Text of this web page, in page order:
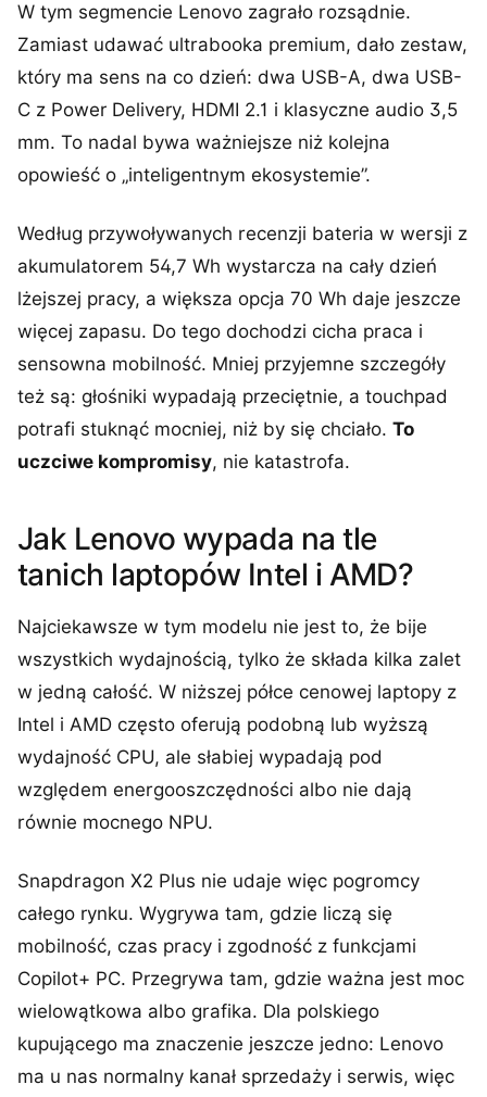
W tym segmencie Lenovo zagrało rozsądnie.
Zamiast udawać ultrabooka premium, dało zestaw,
który ma sens na co dzień: dwa USB-A, dwa USB-
C z Power Delivery, HDMI 2.1 i klasyczne audio 3,5
mm. To nadal bywa ważniejsze niż kolejna
opowieść o „inteligentnym ekosystemie”.
Według przywoływanych recenzji bateria w wersji z
akumulatorem 54,7 Wh wystarcza na cały dzień
lżejszej pracy, a większa opcja 70 Wh daje jeszcze
więcej zapasu. Do tego dochodzi cicha praca i
sensowna mobilność. Mniej przyjemne szczegóły
też są: głośniki wypadają przeciętnie, a touchpad
potrafi stuknąć mocniej, niż by się chciało. To
uczciwe kompromisy, nie katastrofa.
Jak Lenovo wypada na tle
tanich laptopów Intel i AMD?
Najciekawsze w tym modelu nie jest to, że bije
wszystkich wydajnością, tylko że składa kilka zalet
w jedną całość. W niższej półce cenowej laptopy z
Intel i AMD często oferują podobną lub wyższą
wydajność CPU, ale słabiej wypadają pod
względem energooszczędności albo nie dają
równie mocnego NPU.
Snapdragon X2 Plus nie udaje więc pogromcy
całego rynku. Wygrywa tam, gdzie liczą się
mobilność, czas pracy i zgodność z funkcjami
Copilot+ PC. Przegrywa tam, gdzie ważna jest moc
wielowątkowa albo grafika. Dla polskiego
kupującego ma znaczenie jeszcze jedno: Lenovo
ma u nas normalny kanał sprzedaży i serwis, więc